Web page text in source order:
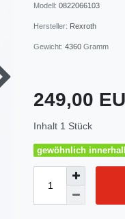
Modell: 0822066103
Hersteller: Rexroth
Gewicht: 4360 Gramm
249,00
Inhalt 1 Stück
gewöhnlich